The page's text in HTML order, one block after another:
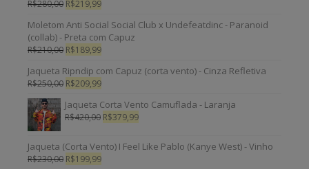
R$280,00 R$219,99
Moletom Anti Social Social Club x Undefeatdinc - Paranoid
(collab) - Preta com Capuz
R$210,00 R$189,99
Jaqueta Ripndip com Capuz (corta vento) - Cinza Refletiva
R$250,00 R$209,99
Jaqueta Corta Vento Camuflada - Laranja
R$420,00 R$379,99
Jaqueta (Corta Vento) I Feel Like Pablo (Kanye West) - Vinho
R$230,00 R$199,99